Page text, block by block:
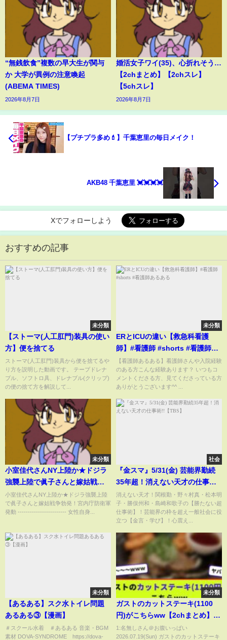
“無銭飲食”複数の早大生が関与
か 大学が異例の注意喚起
(ABEMA TIMES)
2026年8月7日
婚活女子ワイ(35)、心折れそう…
【2chまとめ】【2chスレ】
【5chスレ】
2026年8月7日
【プチプラ多め💄】千葉恵里の毎日メイク！
AKB48 千葉恵里 💓💓💓💓
Xでフォローしよう
おすすめの記事
未分類
【ストーマ(人工肛門)装具の使い
方】便を捨てる
ストーマ(人工肛門)装具から便を捨てるや
り方を説明した動画です。 テープドレナ
ブル、ソフトロ具、ドレナブル(クリップ)
の便の捨て方を解説して...
未分類
ERとICUの違い【救急科看護
師】#看護師 #shorts #看護師あ
るある
【看護師あるある】看護師さんや入院経験
のある方こんな経験あります？ いつもコ
メントくださる方、見てくださっている方
ありがとうございます^^ ...
未分類
小室佳代さんNY上陸か★ドジラ
強襲上陸で眞子さんと嫁姑戦争
勃発！宮内庁防衛軍発動
小室佳代さんNY上陸か★ドジラ強襲上陸
で眞子さんと嫁姑戦争勃発！宮内庁防衛軍
発動 ------------------------ 女性自身...
社会
『金スマ』5/31(金) 芸能界勤続
35年超！消えない天才の仕事術!!
【TBS】
消えない天才！関根勤・野々村真・松本明
子・勝俣州和・島崎和歌子の【勝たない超
仕事術】！芸能界の枠を超え一般社会に役
立つ【金言・学び】！心震え...
未分類
【あるある】スク水トイレ問題
あるある③【漫画】
＃スクール水着 ＃あるある 音楽・BGM
素材 DOVA-SYNDROME https://dova-
未分類
ガストのカットステーキ(1100
円)がこちらww【2chまとめ】
【2chスレ】【5chスレ】
1:名無しさん＠お腹いっぱい
2026.07.19(Sun) ガストのカットステーキ